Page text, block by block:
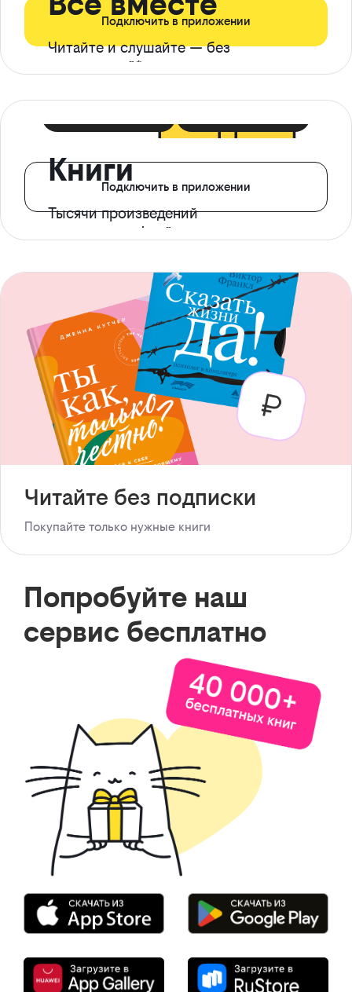
Читайте и слушайте — без
ограничений*
Подключить в приложении
Книги
Тысячи произведений
с доступом офлайн
Подключить в приложении
Читайте без подписки
Покупайте только нужные книги
Попробуйте наш
сервис бесплатно